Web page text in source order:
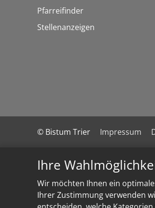
Ihre
Wir möchten Ihnen ein
Ihrer Zustimmung verwenden
Pfarreifinder
Stellenanzeigen
© Bistum Trier Impressum